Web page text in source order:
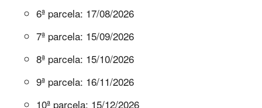
6ª parcela: 17/08/2026
7ª parcela: 15/09/2026
8ª parcela: 15/10/2026
9ª parcela: 16/11/2026
10ª parcela: 15/12/2026